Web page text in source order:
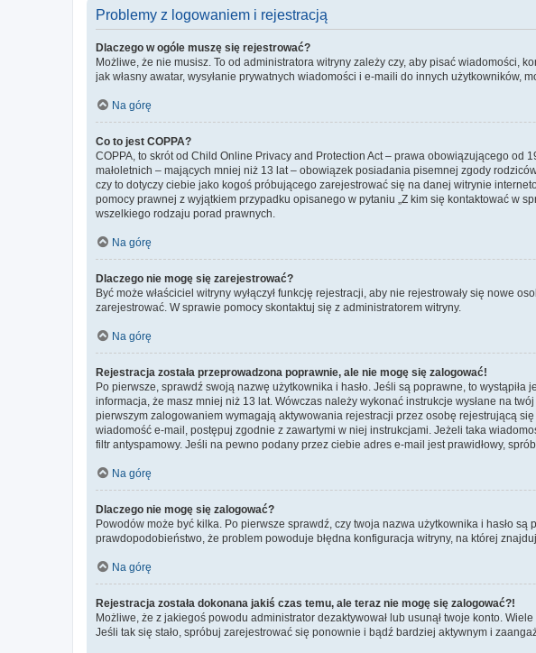
Problemy z logowaniem i rejestracją
Dlaczego w ogóle muszę się rejestrować?
Możliwe, że nie musisz. To od administratora witryny zależy czy, aby pisać wiadomości,
jak własny awatar, wysyłanie prywatnych wiadomości i e-maili do innych
Na górę
Co to jest COPPA?
COPPA, to skrót od Child Online Privacy and Protection Act – prawa obowiązującego
małoletnich – mających mniej niż 13 lat – obowiązek posiadania pisemnej zgody
czy to dotyczy ciebie jako kogoś próbującego zarejestrować się na danej witrynie
pomocy prawnej z wyjątkiem przypadku opisanego w pytaniu „Z kim się kontaktować w
wszelkiego rodzaju porad prawnych.
Na górę
Dlaczego nie mogę się zarejestrować?
Być może właściciel witryny wyłączył funkcję rejestracji, aby nie rejestrowały się nowe
zarejestrować. W sprawie pomocy skontaktuj się z administratorem witryny.
Na górę
Rejestracja została przeprowadzona poprawnie, ale nie mogę się zalogować!
Po pierwsze, sprawdź swoją nazwę użytkownika i hasło. Jeśli są poprawne, to
informacja, że masz mniej niż 13 lat. Wówczas należy wykonać instrukcje wysłane na
pierwszym zalogowaniem wymagają aktywowania rejestracji przez osobę rejestrującą
wiadomość e-mail, postępuj zgodnie z zawartymi w niej instrukcjami. Jeżeli taka
filtr antyspamowy. Jeśli na pewno podany przez ciebie adres e-mail jest prawidłowy,
Na górę
Dlaczego nie mogę się zalogować?
Powodów może być kilka. Po pierwsze sprawdź, czy twoja nazwa użytkownika i hasło
prawdopodobieństwo, że problem powoduje błędna konfiguracja witryny, na której
Na górę
Rejestracja została dokonana jakiś czas temu, ale teraz nie mogę się zalogować?!
Możliwe, że z jakiegoś powodu administrator dezaktywował lub usunął twoje konto.
Jeśli tak się stało, spróbuj zarejestrować się ponownie i bądź bardziej aktywnym i